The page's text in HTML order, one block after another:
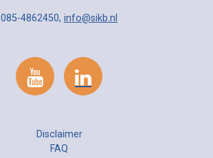
085-4862450, info@sikb.nl
Disclaimer
FAQ